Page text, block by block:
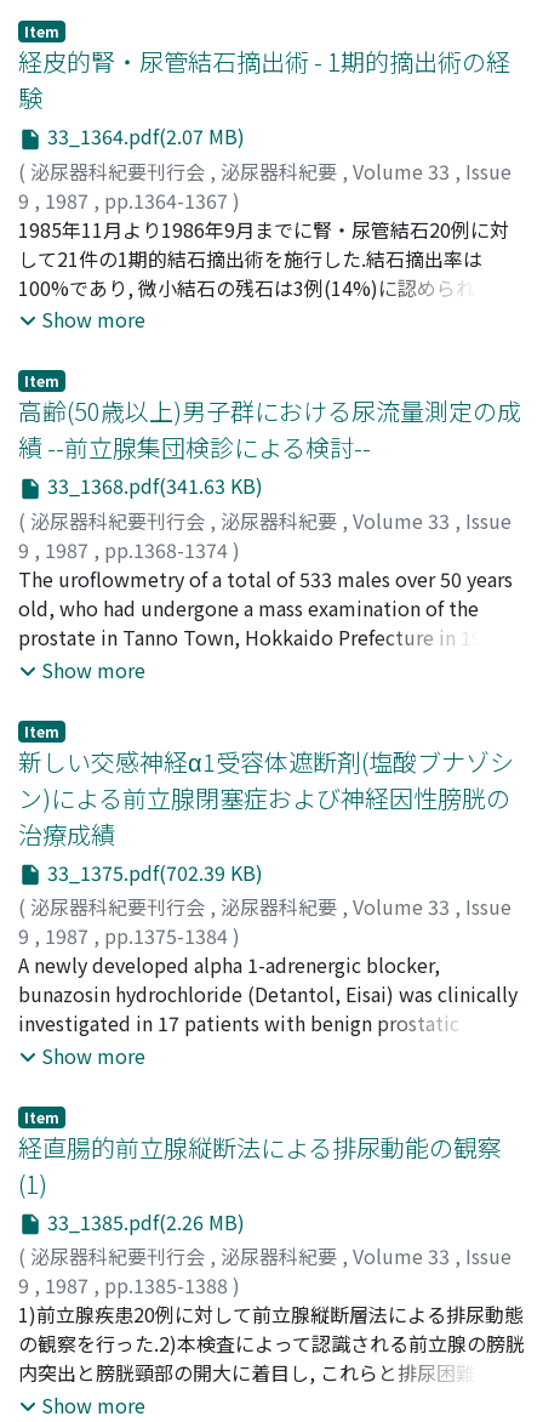
に有意差を認めなかった.2) TULでは感染群で高いものの,
特に差を認めず, 抗生剤の術前投与でも発熱を抑制できな
かった.しかし, 術後のsingle J-catheterの留置は発熱程度
を抑え, 発熱例を少なくした.3)結石の成分ではstruvite結
石で発熱例が多く, 蓚酸結石でも発熱例がみられた.4)尿路
感染の菌種では術前はProteus, Pseudomonasが多くみら
れ, 術後はPseudomonas, 真菌が多くみられた.5)発熱の要
因は尿路感染, 腎盂内圧が最も大きな要因と考えられ, 尿路
感染の治療, 予防は特に重要で, また腎瘻カテーテルの管理
にも注意を配るべきである
Item
経皮的腎・尿管結石摘出術 - 1期的摘出術の経
験
33_1364.pdf(2.07 MB)
( 泌尿器科紀要刊行会 , 泌尿器科紀要 , Volume 33 , Issue
9 , 1987 , pp.1364-1367 )
鈴木, 和雄;宇佐美, 隆利;須床, 洋;上田, 大介;田島, 惇;阿
曽, 佳郎;SUZUKI, Kazuo;USAMI, Takatoshi;SUDOKO,
Hiroshi;UEDA, Daisuke;TAJIMA, Atsushi;ASO, Yoshio
1985年11月より1986年9月までに腎・尿管結石20例に対
して21件の1期的結石摘出術を施行した.結石摘出率は
100%であり, 微小結石の残石は3例(14%)に認められた.全
例が1回または2回の操作で結石除去を完了した.重篤な合
出術に比べて優れた術式である.手術直後, 血清Na濃度は正
常範囲ながら有意に低下し, 腎盂灌流液, 術中補液の改良が
必要である
Show more
Item
高齢(50歳以上)男子群における尿流量測定の成
績 --前立腺集団検診による検討--
33_1368.pdf(341.63 KB)
( 泌尿器科紀要刊行会 , 泌尿器科紀要 , Volume 33 , Issue
9 , 1987 , pp.1368-1374)
高木, 良雄;熊本, 悦明;山口, 康宏;吉岡, 琢; 横山, 英二;林,
謙治;古屋, 聖児;小椋, 啓;TAKAGI, Yoshio;KUMAMOTO,
Yoshiaki; YAMAGUCHI, Yasuhiro;YOSHIOKA, Migaku
YOKOYAMA, Eiji
The uroflowmetry of a total of 533 males over 50 years
old, who had undergone a mass examination of the
prostate in Tanno Town, Hokkaido Prefecture in 1982,
and 1985, was studied. These subjects were divided
over 70 years old and those with and without prostatic
hypertrophy by rectal palpation, the relationship
between voided volume and flow rate was examined.
Subjects without prostatic hypertrophy by rectal
palpation in the older group showed markedly lower
flow rate rate than the younger group and subjects with
prostatic hypertrophy in the younger group had a lower
flow rate than the older group. Thus, urinary
disturbance in elderly men was supposed to occur due
to aging changes such as benign prostatic hypertrophy
and bladder neck contracture.
Show more
Item
新しい交感神経α1受容体遮断剤(塩酸ブナゾシ
ン)による前立腺閉塞症および神経因性膀胱の
治療成績
33_1375.pdf(702.39 KB)
( 泌尿器科紀要刊行会 , 泌尿器科紀要 , Volume 33 , Issue
9 , 1987 , pp.1375-1384)
瀧田, 徹;近藤, 厚生;三矢, 英輔;小谷, 俊一;TAKITA,
Tohru;KONDO, Atsuo;MITSUYA, Hideo;OTANI,
Toshikazu
A newly developed alpha 1-adrenergic blocker,
bunazosin hydrochloride (Detantol, Eisai) was clinically
investigated in 17 patients with benign prostatic
obstruction and 18 patients with neurogenic bladder
the 17 cases (64.7%) with prostatic obstruction and in 4
of the 10 cases (40%) with neurogenic bladder
dysfunction. Dose-dependent subjective improvement
was observed with dosages of 3 to 9 mg/day. A dosage
of 12 mg/day did not improve subjective symptoms
more than did the 9 mg/day dose. In prostatic
obstruction, 7 of the 10 objective parameters improved
significantly. However, for neurogenic bladder
dysfunction, only two parameters improved
significantly. Improvements in objective findings were
generally dose-dependent in cases of prostatic
Show more
Item
経直腸的前立腺縦断法による排尿動能の観察
(1)
33_1385.pdf(2.26 MB)
( 泌尿器科紀要刊行会 , 泌尿器科紀要 , Volume 33 , Issue
9 , 1987 , pp.1385-1388 )
大貫, 隆久;黒川, 公平;加藤, 宣雄;深堀, 能立;清水, 嘉門;
中井, 克幸;山中, 英寿;OHNUKI, Takahisa;KUROKAWA,
Kouhei;KATOH, Nobuo;FUKABORI, Yoshitatsu;
SHIMIZU, Kamon
1)前立腺疾患20例に対して前立腺縦断層法による排尿動態
の観察を行った.2)本検査によって認識される前立腺の膀胱
内突出と膀胱頸部の開大に着目し, これらと排尿困難の程
度との相関を自覚症状, 残尿, 最大尿流量率をパラメーター
Show more